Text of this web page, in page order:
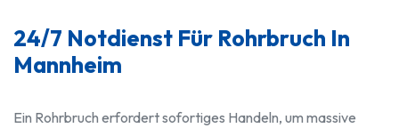
24/7 Notdienst Für Rohrbruch In
Mannheim
Ein Rohrbruch erfordert sofortiges Handeln, um massive